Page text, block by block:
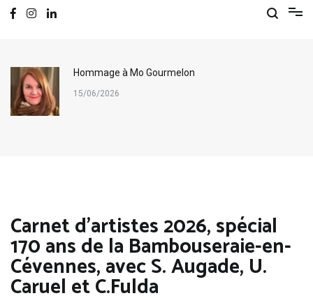
Hommage à Mo Gourmelon
15/06/2026
Carnet d’artistes 2026, spécial
170 ans de la Bambouseraie-en-
Cévennes, avec S. Augade, U.
Caruel et C.Fulda